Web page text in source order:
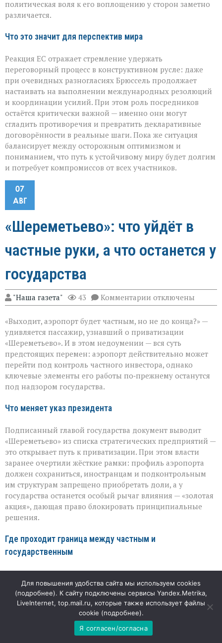
политическая воля к его воплощению у сторон заметно
различается.
Что это значит для перспектив мира
Реакция ЕС отражает стремление удержать
переговорный процесс в конструктивном русле: даже
при очевидных разногласиях Брюссель продолжает
настаивать на выполнении международных резолюций
и координации усилий. При этом роль посредников
остаётся критически важной — именно они могут
сгладить противоречия и превратить декларативные
договорённости в реальные шаги. Пока же ситуация
балансирует между осторожным оптимизмом и
пониманием, что путь к устойчивому миру будет долгим
и потребует компромиссов от всех участников.
07
АВГ
«Шереметьево»: что уйдёт в
частные руки, а что останется у
государства
"Наша газета" 43 Комментарии к
записи
что
уйдёт
частные
руки,
а
что
останется
отключены
«Выходит, аэропорт будет частным, но не до конца?» —
удивляется пассажир, узнавший о приватизации
«Шереметьево». И в этом недоумении — вся суть
предстоящих перемен: аэропорт действительно может
перейти под контроль частного инвестора, однако
ключевые элементы его работы по‑прежнему останутся
под надзором государства.
Что меняет указ президента
Подписанный главой государства документ выводит
«Шереметьево» из списка стратегических предприятий —
это открывает путь к приватизации. При этом власти
заранее очертили жёсткие рамки: профиль аэропорта
должен сохраниться, иностранцам и подконтрольным
им структурам запрещено приобретать доли, а у
государства останется особый рычаг влияния — «золотая
акция», дающая право блокировать принципиальные
решения.
Где проходит граница между частным и
государственным
Эксперты подчёркивают: важно не смешивать понятия
«аэропорт» и «аэродром». Под приватизацию попадёт в
первую очередь пассажирская часть — терминалы, зоны
ожидания, парковки, подъезды, сервисные объекты.
Именно эти пространства приносят основной доход и
потому интересны инвестору: их развитие напрямую
Для повышения удобства сайта мы используем cookies
(подробнее). К сайту подключены сервисы Yandex.Metrika,
LiveInternet, top.mail.ru, которые также использует файлы
cookie (подробнее).
Я согласен/согласна